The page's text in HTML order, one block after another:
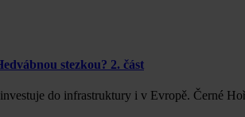
stezkou? 2. část
do infrastruktury i v Evropě. Černé